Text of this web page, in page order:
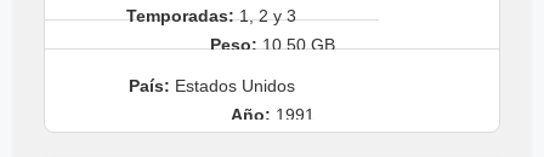
Temporadas:1, 2 y 3
Peso:10.50 GB
País: Estados Unidos
Año: 1991